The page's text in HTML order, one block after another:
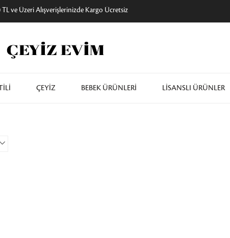
TL ve Üzeri Alışverişlerinizde Kargo Ücretsiz
ÇEYİZ BEBEK ÜRÜNLERİ LİSANSLI ÜRÜNLER